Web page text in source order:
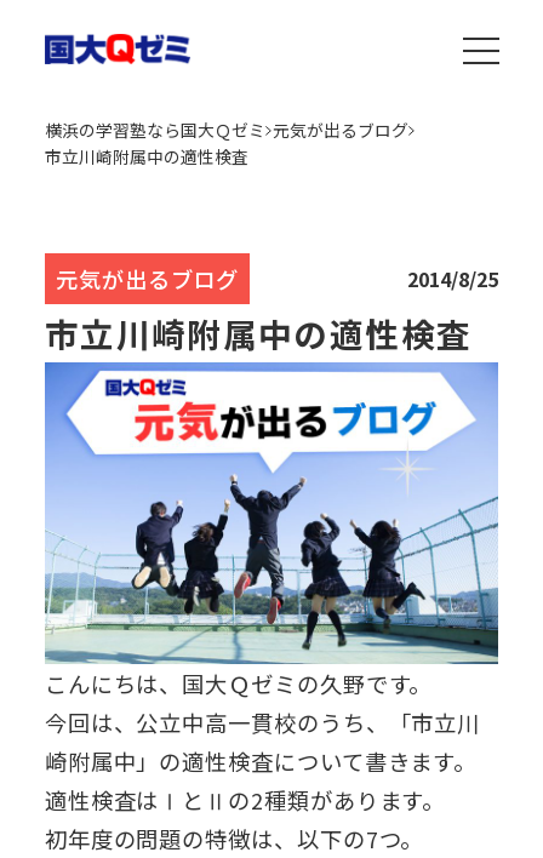
横浜の学習塾なら国大Ｑゼミ 元気が出るブログ
市立川崎附属中の適性検査
元気が出るブログ 2014/8/25
市立川崎附属中の適性検査
こんにちは、国大Ｑゼミの久野です。
今回は、公立中高一貫校のうち、「市立川
崎附属中」の適性検査について書きます。
適性検査はⅠとⅡの2種類があります。
初年度の問題の特徴は、以下の7つ。